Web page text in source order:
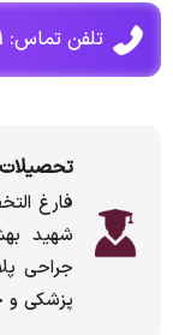
تلفن تماس: 02122062651
تحصیلات
فارغ
جراحی
پزشکی و